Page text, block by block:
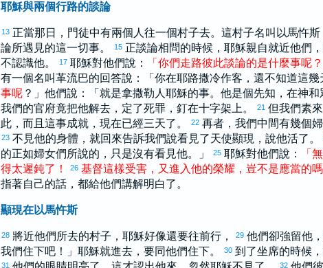
耶穌與兩個行路的談論
13 正當那日，門徒中有兩個人往一個村子去。這村子名叫 以馬忤斯
論所遇見的這一切事。
15 正談論相問的時候，耶穌親自就近他們
不認識他。
17 耶穌對他們說： 「 你們走路彼此談論的是什麼事呢？
有一個名叫革流巴的回答說：「你在耶路撒冷作客，還不知道這幾
事呢？」他們說：「就是拿撒勒 人耶穌的事。他是個先知，在神
我們的官府竟把他解去，定了死罪，釘在十字架上。
21 但我們素
此，而且這事成就，現在已經三天了。
22 再者，我們中間有幾個
23 不見他的身體，就回來告訴我們說看見了天使顯現，說他活了。
的正如婦女們所說的，只是沒有看見他。」
25 耶穌對他們說： 「
得太遲鈍了 ！ 26 基督這樣受害， 又 進入他的榮耀 ， 豈不是應當的嗎
指著自己的話，都給他們講解明白了。
顯現在以馬忤斯
28 將近他們所去的村子，耶穌好像還要往前行， 29 他們卻強留他
我們住下吧！」耶穌就進去，要同他們住下。
30 到了坐席的時候
31 32